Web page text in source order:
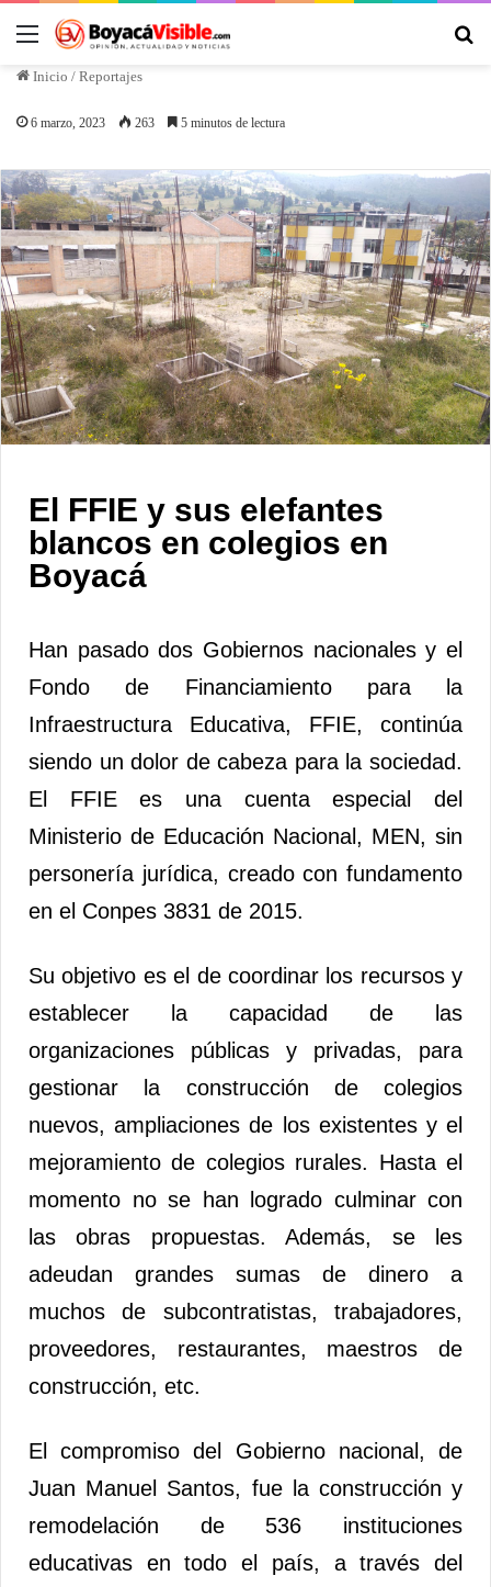
Inicio / Reportajes
6 marzo, 2023 263 5 minutos de lectura
El FFIE y sus elefantes
blancos en colegios en
Boyacá
Han pasado dos Gobiernos nacionales y el
Fondo de Financiamiento para la
Infraestructura Educativa, FFIE, continúa
siendo un dolor de cabeza para la sociedad.
El FFIE es una cuenta especial del
Ministerio de Educación Nacional, MEN, sin
personería jurídica, creado con fundamento
en el Conpes 3831 de 2015.
Su objetivo es el de coordinar los recursos y
establecer la capacidad de las
organizaciones públicas y privadas, para
gestionar la construcción de colegios
nuevos, ampliaciones de los existentes y el
mejoramiento de colegios rurales. Hasta el
momento no se han logrado culminar con
las obras propuestas. Además, se les
adeudan grandes sumas de dinero a
muchos de subcontratistas, trabajadores,
proveedores, restaurantes, maestros de
construcción, etc.
El compromiso del Gobierno nacional, de
Juan Manuel Santos, fue la construcción y
remodelación de 536 instituciones
educativas en todo el país, a través del